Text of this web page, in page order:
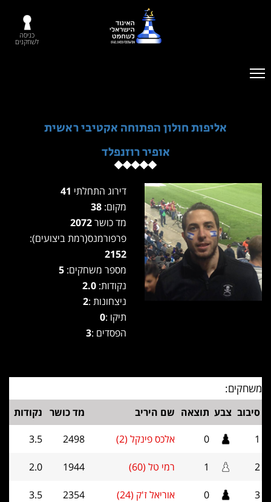
כניסה
לשחקנים
אליפות חולון הפתוחה אקטיבי ראשית
אופיר רוזנפלד
דירוג התחלתי
מקום:
מד כושר
פרפורמנס(רמת ביצועים):
2152
מספר משחקים:
נקודות: 2.0
ניצחונות :2
תיקו :0
הפסדים :3
משחקים:
סיבוב צבע תוצאה שם היריב מד כושר נקודות
1
0 אלכס פינקל (2) 2498
3.5
2
1 רמי טל (60) 1944
2.0
3
0 אוריאל ז'ק (24) 2354
3.5